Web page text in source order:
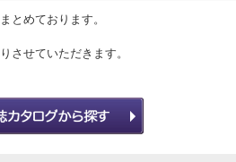
とめております。
させていただきます。